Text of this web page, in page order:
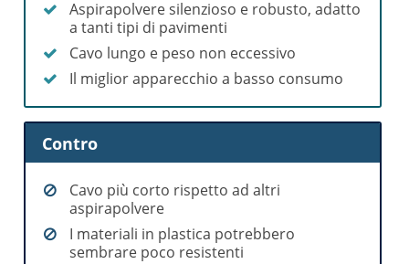
Aspirapolvere silenzioso e robusto, adatto
a tanti tipi di pavimenti
Cavo lungo e peso non eccessivo
Il miglior apparecchio a basso consumo
Contro
Cavo più corto rispetto ad altri
aspirapolvere
I materiali in plastica potrebbero
sembrare poco resistenti